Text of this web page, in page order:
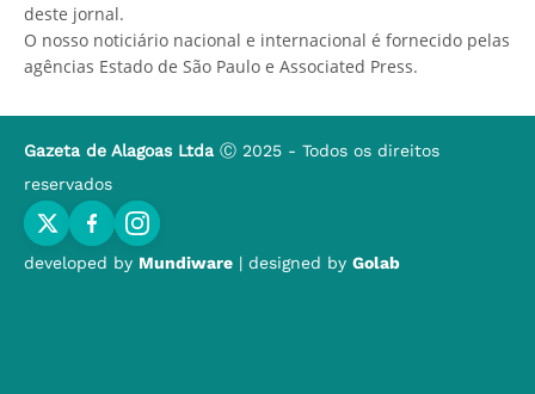
deste jornal.
O nosso noticiário nacional e internacional é fornecido pelas
agências Estado de São Paulo e Associated Press.
Gazeta de Alagoas Ltda Ⓒ 2025 - Todos os direitos
reservados
developed by Mundiware | designed by Golab